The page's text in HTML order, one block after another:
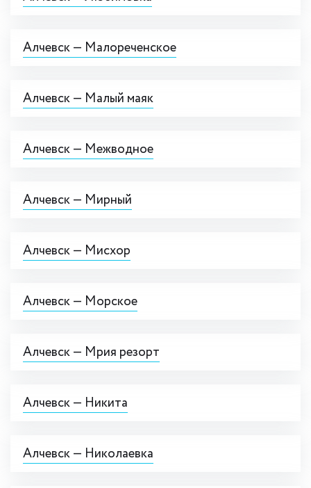
Алчевск — Малореченское
Алчевск — Малый маяк
Алчевск — Межводное
Алчевск — Мирный
Алчевск — Мисхор
Алчевск — Морское
Алчевск — Мрия резорт
Алчевск — Никита
Алчевск — Николаевка